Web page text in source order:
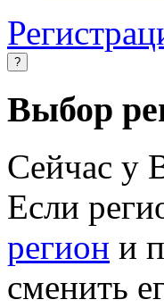
?
Выбор
Сейчас у
Если
регион и
сменить